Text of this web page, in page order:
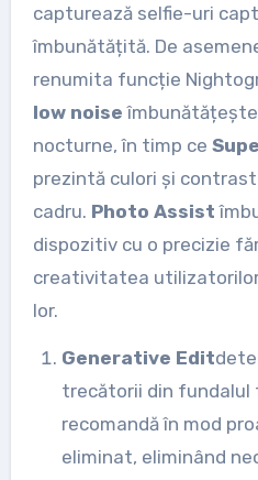
capturează selfie-uri
îmbunătățită. De
renumita funcție
low noise
nocturne, în timp ce
prezintă culori și
cadru. Photo Assist
dispozitiv cu o precizie
creativitatea
lor.
Generative Edit
trecătorii din fundalul
recomandă în mod
eliminat, eliminând